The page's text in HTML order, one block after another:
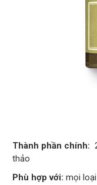
Thành phần chính:
thảo
Phù hợp với:mọi